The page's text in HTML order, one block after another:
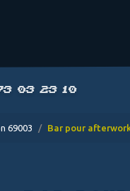
03 23 10
69003 Bar pour